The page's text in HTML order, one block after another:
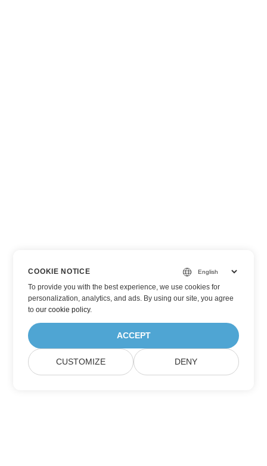
COOKIE NOTICE
To provide you with the best experience, we use cookies for
personalization, analytics, and ads. By using our site, you agree
toour cookie policy.
ACCEPT
CUSTOMIZE DENY